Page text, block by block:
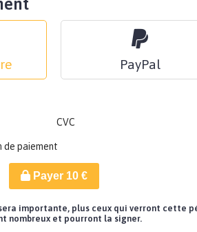
PayPal
CVC
de paiement
Payer 10€
importante, plus ceux qui verront cette
nombreux et pourront la signer.